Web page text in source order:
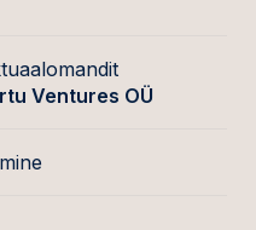
Ventures OÜ